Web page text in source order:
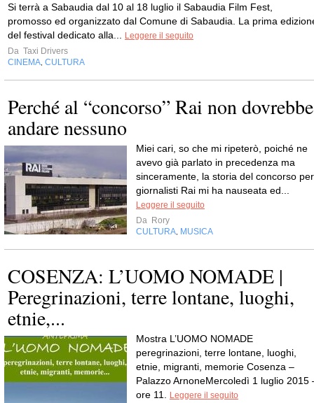
Si terrà a Sabaudia dal 10 al 18 luglio il Sabaudia Film Fest,
promosso ed organizzato dal Comune di Sabaudia. La prima
del festival dedicato alla...
Leggere il seguito
Da Taxi Drivers
CINEMA CULTURA
Perché al “concorso” Rai non dovrebbe
andare nessuno
Miei cari, so che mi ripeterò, poiché ne
avevo già parlato in precedenza ma
sinceramente, la storia del concorso per
giornalisti Rai mi ha nauseata ed...
Leggere il seguito
Da Rory
CULTURA MUSICA
COSENZA: L’UOMO NOMADE |
Peregrinazioni, terre lontane, luoghi,
etnie,...
Mostra L’UOMO NOMADE
peregrinazioni, terre lontane, luoghi,
etnie, migranti, memorie Cosenza –
Palazzo ArnoneMercoledì 1 luglio 2015
ore 11.
Leggere il seguito